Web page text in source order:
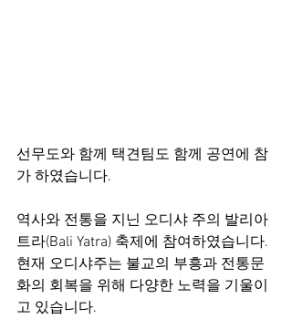
선무도와 함께 택견팀도 함께 공연에 참
가 하였습니다.
역사와 전통을 지닌 오디샤 주의 발리아
트라(Bali Yatra) 축제에 참여하였습니다.
현재 오디샤주는 불교의 부흥과 전통문
화의 회복을 위해 다양한 노력을 기울이
고 있습니다.